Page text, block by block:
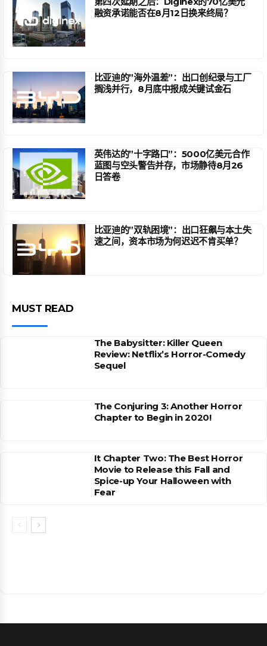
融资承诺能否在8月12日换来终局？
比亚迪的”海外温差”：出口创纪录与工厂
搁浅并行，8月底中报成关键试金石
英伟达的”十字路口”：5000亿美元合作
蓝图与空头警告并存，市场静待8月26
日答卷
比亚迪的”双轨困境”：出口狂飙与本土失
速之间，资本市场为何迟迟不肯买单？
MUST READ
The Babysitter: Killer Queen
Review: Netflix’s Horror-Comedy
Sequel
The Conjuring 3: Another Horror
Chapter to Begin in 2020!
It Chapter Two: The Best Horror
Movie to Release this Fall and
Spice-up Your Halloween with
Fear